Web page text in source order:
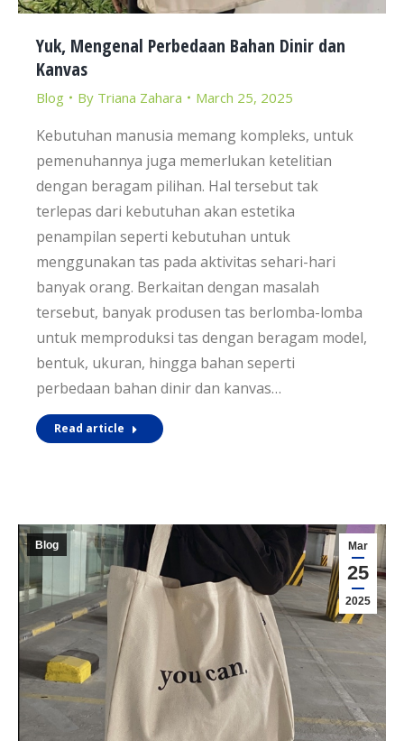
Yuk, Mengenal Perbedaan Bahan Dinir dan
Kanvas
Blog By Triana Zahara March 25, 2025
Kebutuhan manusia memang kompleks, untuk
pemenuhannya juga memerlukan ketelitian
dengan beragam pilihan. Hal tersebut tak
terlepas dari kebutuhan akan estetika
penampilan seperti kebutuhan untuk
menggunakan tas pada aktivitas sehari-hari
banyak orang. Berkaitan dengan masalah
tersebut, banyak produsen tas berlomba-lomba
untuk memproduksi tas dengan beragam model,
bentuk, ukuran, hingga bahan seperti
perbedaan bahan dinir dan kanvas…
Read article
Mar
25
2025
Blog